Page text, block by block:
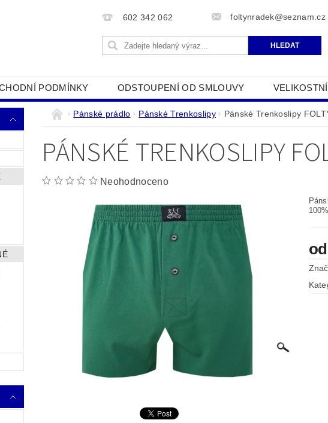
602 342 062 foltynradek@seznam.cz
PODMÍNKY ODSTOUPENÍ OD SMLOUVY
NÁM JAK POUŽÍVÁME COOKIES PODMÍNKY
Pánské prádlo Pánské Trenkoslipy Pánské Trenkoslipy
PÁNSKÉ TRENKOSLIPY
Neohodnoceno